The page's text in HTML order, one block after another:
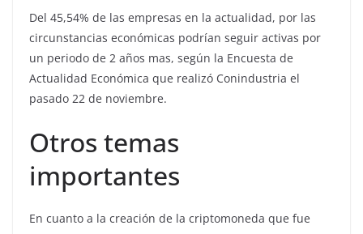
Del 45,54% de las empresas en la actualidad, por las
circunstancias económicas podrían seguir activas por
un periodo de 2 años mas, según la Encuesta de
Actualidad Económica que realizó Conindustria el
pasado 22 de noviembre.
Otros temas
importantes
En cuanto a la creación de la criptomoneda que fue